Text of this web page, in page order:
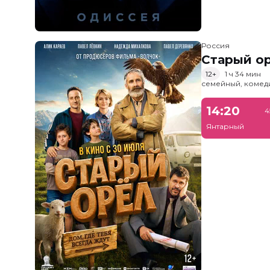
Россия
Старый
12+
1 ч 34 мин
семейный,
14:20
Янтарный